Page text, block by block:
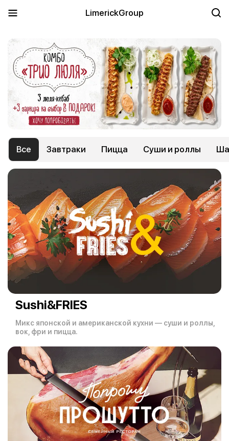
LimerickGroup
Все Завтраки Пицца Суши и роллы
Sushi&FRIES
Микс японской и американской кухни — суши и роллы,
вок, фри и пицца.